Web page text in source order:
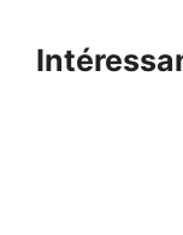
content